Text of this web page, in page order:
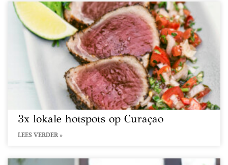
3x lokale hotspots op Curaçao
LEES VERDER »